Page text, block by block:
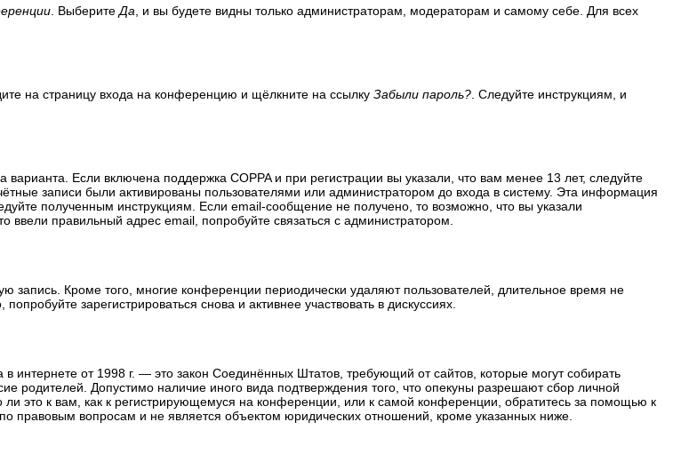
. Выберите Да , и вы будете видны только администраторам, модераторам и самому себе. Для всех
на страницу входа на конференцию и щёлкните на ссылку Забыли пароль? . Следуйте инструкциям, и
Если включена поддержка COPPA и при регистрации вы указали, что вам менее 13 лет, следуйте
записи были активированы пользователями или администратором до входа в систему. Эта информация
полученным инструкциям. Если email-сообщение не получено, то возможно, что вы указали
правильный адрес email, попробуйте связаться с администратором.
запись. Кроме того, многие конференции периодически удаляют пользователей, длительное время не
зарегистрироваться снова и активнее участвовать в дискуссиях.
интернете от 1998 г. — это закон Соединённых Штатов, требующий от сайтов, которые могут собирать
Допустимо наличие иного вида подтверждения того, что опекуны разрешают сбор личной
это к вам, как к регистрирующемуся на конференции, или к самой конференции, обратитесь за помощью к
правовым вопросам и не является объектом юридических отношений, кроме указанных ниже.